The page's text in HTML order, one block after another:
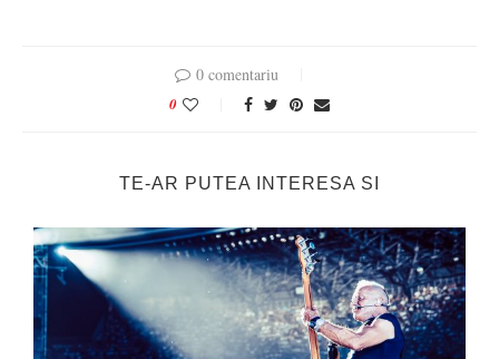
0 comentariu
0
TE-AR PUTEA INTERESA SI